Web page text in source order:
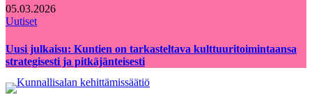
05.03.2026
Uutiset
Uusi julkaisu: Kuntien on tarkasteltava kulttuuritoimintaansa
strategisesti ja pitkäjänteisesti